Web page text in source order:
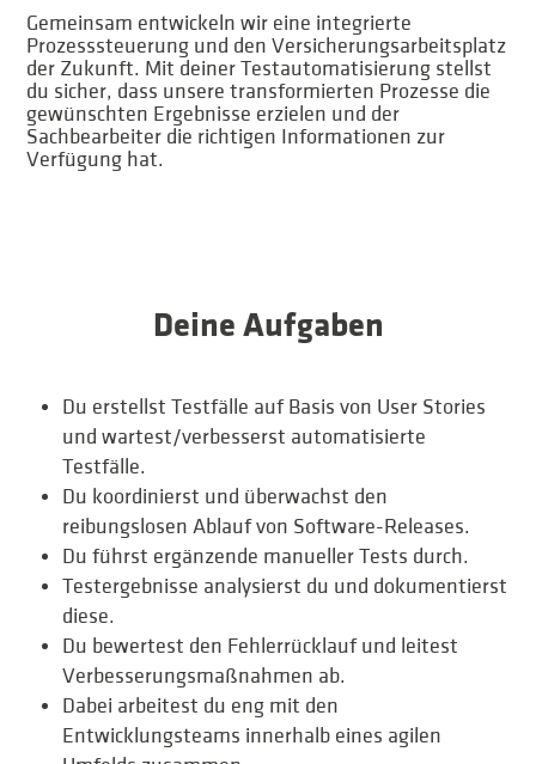
Gemeinsam entwickeln wir eine integrierte
Prozesssteuerung und den Versicherungsarbeitsplatz
der Zukunft. Mit deiner Testautomatisierung stellst
du sicher, dass unsere transformierten Prozesse die
gewünschten Ergebnisse erzielen und der
Sachbearbeiter die richtigen Informationen zur
Verfügung hat.
Deine Aufgaben
Du erstellst Testfälle auf Basis von User Stories
und wartest/verbesserst automatisierte
Testfälle.
Du koordinierst und überwachst den
reibungslosen Ablauf von Software-Releases.
Du führst ergänzende manueller Tests durch.
Testergebnisse analysierst du und dokumentierst
diese.
Du bewertest den Fehlerrücklauf und leitest
Verbesserungsmaßnahmen ab.
Dabei arbeitest du eng mit den
Entwicklungsteams innerhalb eines agilen